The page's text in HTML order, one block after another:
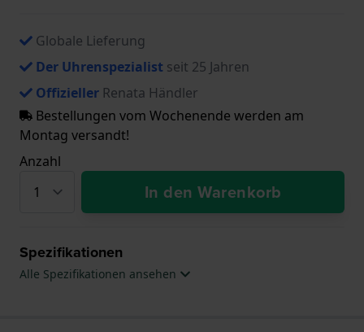
Globale Lieferung
Der Uhrenspezialist seit 25 Jahren
Offizieller Renata Händler
Bestellungen vom Wochenende werden am
Montag versandt!
Anzahl
In den Warenkorb
Spezifikationen
Alle Spezifikationen ansehen